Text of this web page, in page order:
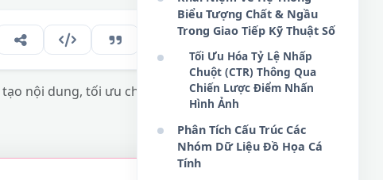
158
nội dung, tối ưu chiến dịch marketing và
Biểu Tượng Chất & Ngầu
Trong Giao Tiếp Kỹ Thuật Số
Tối Ưu Hóa Tỷ Lệ Nhấp
Chuột (CTR) Thông Qua
Chiến Lược Điểm Nhấn
Hình Ảnh
Phân Tích Cấu Trúc Các
Nhóm Dữ Liệu Đồ Họa Cá
Tính